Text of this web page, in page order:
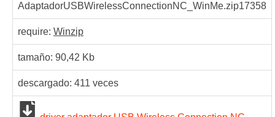
AdaptadorUSBWirelessConnectionNC_WinMe.zip17358
require: Winzip
tamaño: 90,42 Kb
descargado: 411 veces